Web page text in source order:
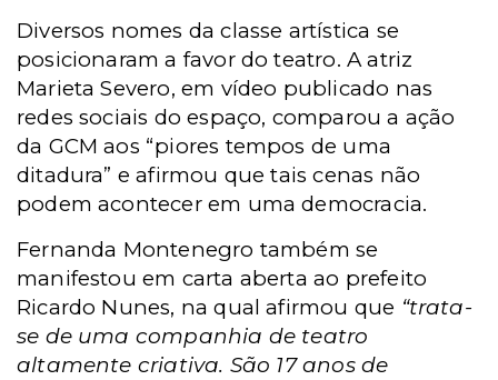
Diversos nomes da classe artística se
posicionaram a favor do teatro. A atriz
Marieta Severo, em vídeo publicado nas
redes sociais do espaço, comparou a ação
da GCM aos “piores tempos de uma
ditadura” e afirmou que tais cenas não
podem acontecer em uma democracia.
Fernanda Montenegro também se
manifestou em carta aberta ao prefeito
Ricardo Nunes, na qual afirmou que “trata-
se de uma companhia de teatro
altamente criativa. São 17 anos de